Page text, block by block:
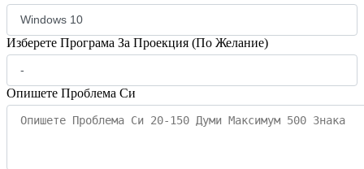
Изберете Програма За Проекция (По Желание)
Опишете Проблема Си